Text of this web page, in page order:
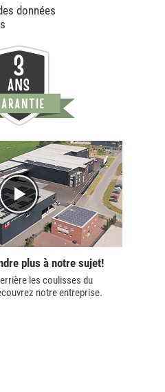
données
plus à notre sujet!
les coulisses du
notre entreprise.